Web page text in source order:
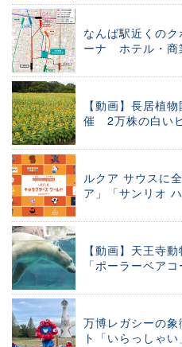
なんば駅近くの
ーナ ホテル・商
【動画】長居植
催 2万株の白い
ルクア サウスに
ア」「サンリオ
【動画】天王寺
「ポーラーベア
万博レガシーの
ト「いらっしゃ